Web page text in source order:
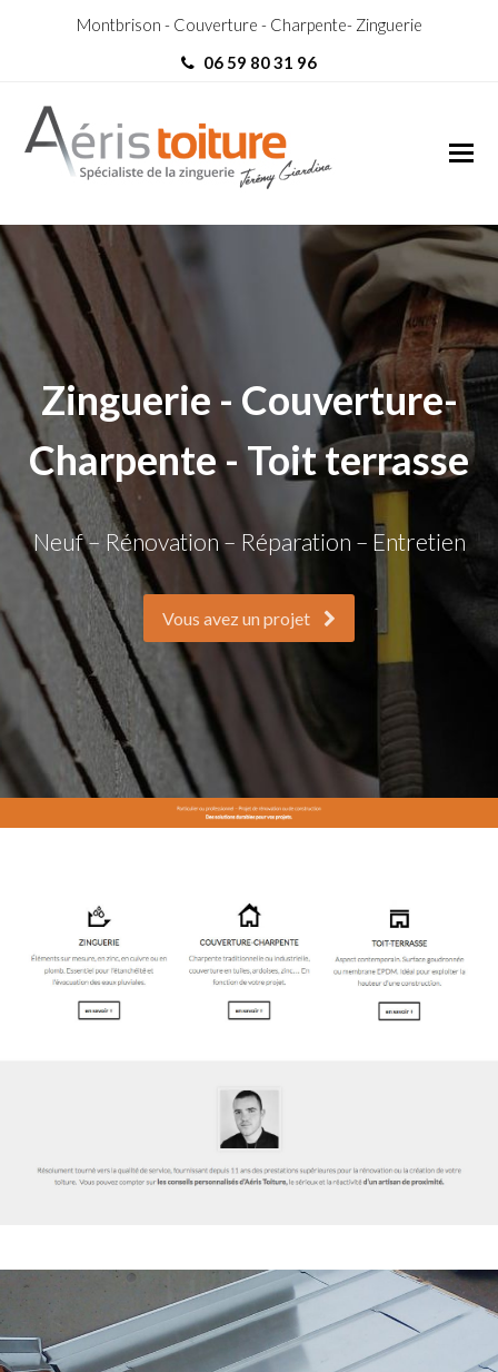
Montbrison - Couverture - Charpente- Zinguerie
06 59 80 31 96
Toit-Terrasse Annemasse
Zinguerie - Couverture-
Charpente - Toit terrasse
Neuf – Rénovation – Réparation – Entretien
Vous avez un projet